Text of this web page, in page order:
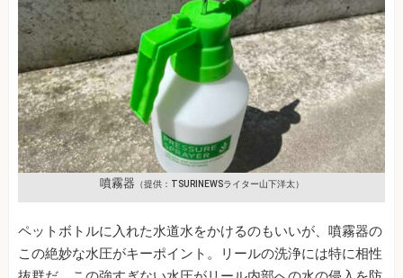
噴霧器 （提供：TSURINEWSライター山下洋太）
ペットボトルに入れた水道水をかけるのもいいが、噴霧器の
この絶妙な水圧がキーポイント。リールの洗浄には特に相性